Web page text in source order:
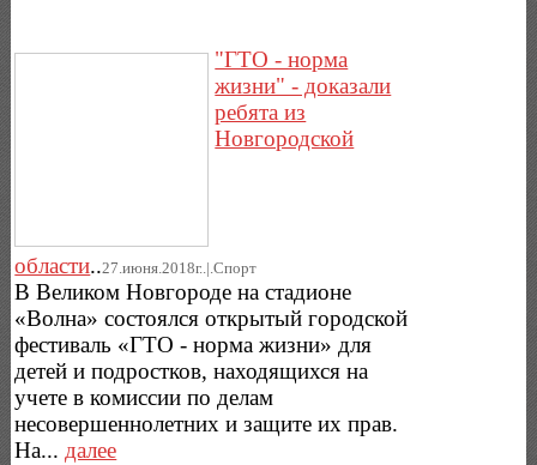
"ГТО - норма
жизни" - доказали
ребята из
Новгородской
области..27.июня.2018г..|.Спорт
В Великом Новгороде на стадионе
«Волна» состоялся открытый городской
фестиваль «ГТО - норма жизни» для
детей и подростков, находящихся на
учете в комиссии по делам
несовершеннолетних и защите их прав.
На...далее